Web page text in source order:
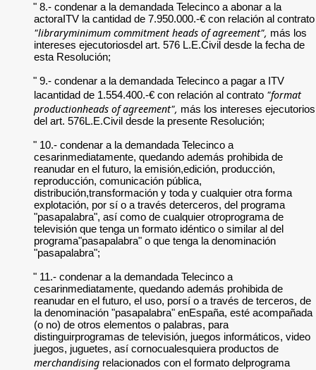
" 8.- condenar a la demandada Telecinco a abonar a la
actoraITV la cantidad de 7.950.000.-€ con relación al contrato
"libraryminimum commitment heads of agreement", más los
intereses ejecutoriosdel art. 576 L.E.Civil desde la fecha de
esta Resolución;
" 9.- condenar a la demandada Telecinco a pagar a ITV
lacantidad de 1.554.400.-€ con relación al contrato "format
productionheads of agreement", más los intereses ejecutorios
del art. 576L.E.Civil desde la presente Resolución;
" 10.- condenar a la demandada Telecinco a
cesarinmediatamente, quedando además prohibida de
reanudar en el futuro, la emisión,edición, producción,
reproducción, comunicación pública,
distribución,transformación y toda y cualquier otra forma
explotación, por sí o a través deterceros, del programa
"pasapalabra", así como de cualquier otroprograma de
televisión que tenga un formato idéntico o similar al del
programa"pasapalabra" o que tenga la denominación
"pasapalabra";
" 11.- condenar a la demandada Telecinco a
cesarinmediatamente, quedando además prohibida de
reanudar en el futuro, el uso, porsí o a través de terceros, de
la denominación "pasapalabra" enEspaña, esté acompañada
(o no) de otros elementos o palabras, para
distinguirprogramas de televisión, juegos informáticos, video
juegos, juguetes, así cornocualesquiera productos de
merchandising relacionados con el formato delprograma